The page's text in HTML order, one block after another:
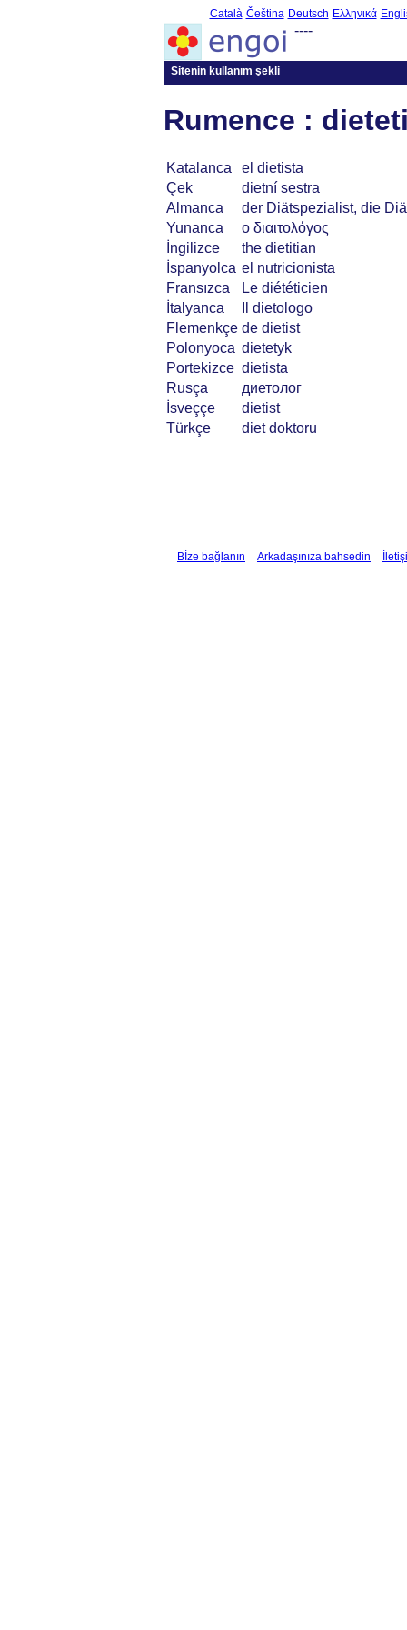
Català Čeština Deutsch Ελληνικά
----
Sitenin kullanım şekli
Rumence :
Katalanca
el dietista
Çek
dietní sestra
Almanca
der Diätspezialist, die
Yunanca
ο διαιτολόγος
İngilizce
the dietitian
İspanyolca el nutricionista
Fransızca
Le diététicien
İtalyanca
Il dietologo
Flemenkçe de dietist
Polonyoca dietetyk
Portekizce dietista
Rusça
диетолог
İsveççe
dietist
Türkçe
diet doktoru
Bİze bağlanın Arkadaşınıza bahsedin